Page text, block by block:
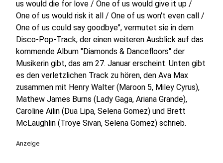
us would die for love / One of us would give it up /
One of us would risk it all / One of us won't even call /
One of us could say goodbye", vermutet sie in dem
Disco-Pop-Track, der einen weiteren Ausblick auf das
kommende Album "Diamonds & Dancefloors" der
Musikerin gibt, das am 27. Januar erscheint. Unten gibt
es den verletzlichen Track zu hören, den Ava Max
zusammen mit Henry Walter (Maroon 5, Miley Cyrus),
Mathew James Burns (Lady Gaga, Ariana Grande),
Caroline Ailin (Dua Lipa, Selena Gomez) und Brett
McLaughlin (Troye Sivan, Selena Gomez) schrieb.
Anzeige